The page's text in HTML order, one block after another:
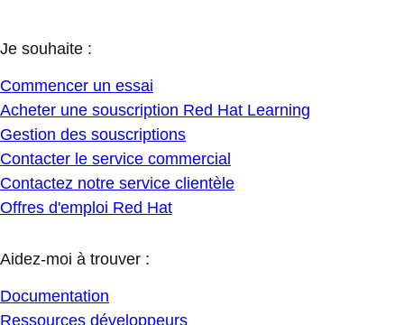
Je souhaite :
Commencer un essai
Acheter une souscription Red Hat Learning
Gestion des souscriptions
Contacter le service commercial
Contactez notre service clientèle
Offres d'emploi Red Hat
Aidez-moi à trouver :
Documentation
Ressources développeurs